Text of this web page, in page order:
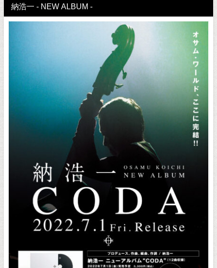
納浩一 - NEW ALBUM -